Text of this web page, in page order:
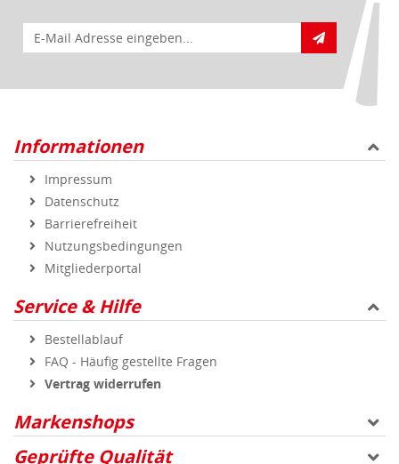
E-Mail für Newsletteranmeldung
Informationen
Impressum
Datenschutz
Barrierefreiheit
Nutzungsbedingungen
Mitgliederportal
Service & Hilfe
Bestellablauf
FAQ - Häufig gestellte Fragen
Vertrag widerrufen
Markenshops
Geprüfte Qualität